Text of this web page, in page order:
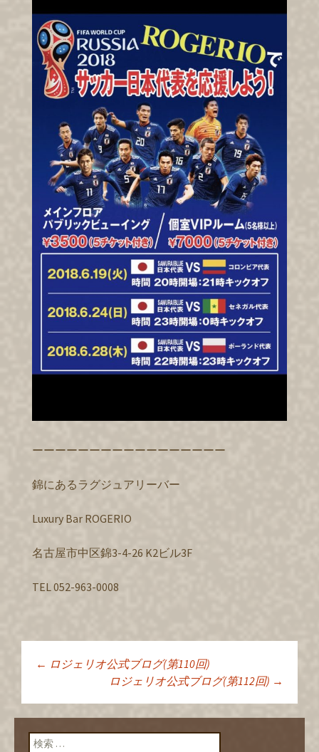
ーーーーーーーーーーーーーーーーー
錦にあるラグジュアリーバー
Luxury Bar ROGERIO
名古屋市中区錦3-4-26 K2ビル3F
TEL 052-963-0008
投稿ナビゲーショ
ン
← ロジェリオ公式ブログ(第110回)
ロジェリオ公式ブログ(第112回) →
検索: